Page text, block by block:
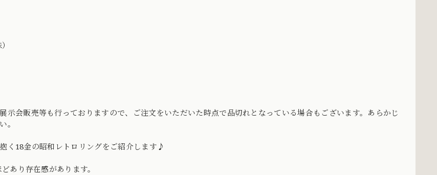
示会販売等も行っておりますので、ご注文をいただいた時点で品切れとなっている場合もございます。あらかじ
。
く18金の昭和レトロリングをご紹介します♪
あり存在感があります。